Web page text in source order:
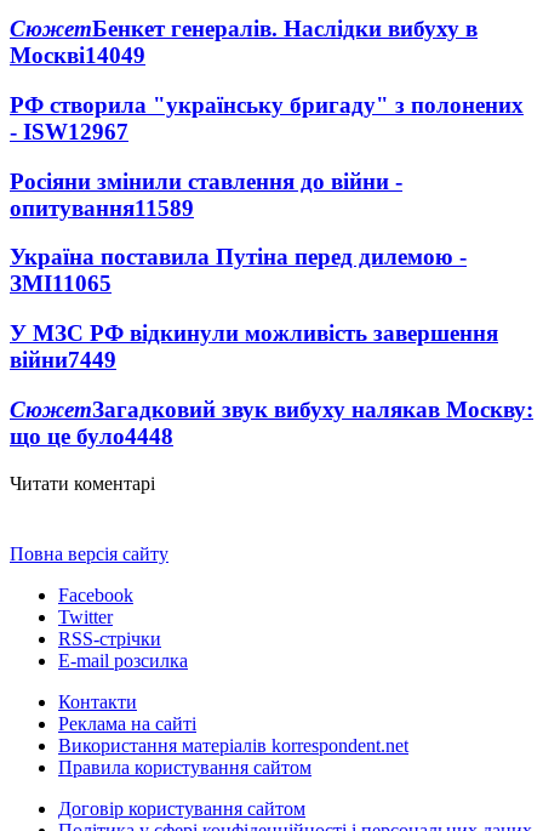
СюжетБенкет генералів. Наслідки вибуху в
Москві14049
РФ створила "українську бригаду" з полонених
- ISW12967
Росіяни змінили ставлення до війни -
опитування11589
Україна поставила Путіна перед дилемою -
ЗМІ11065
У МЗС РФ відкинули можливість завершення
війни7449
СюжетЗагадковий звук вибуху налякав Москву:
що це було4448
Читати коментарі
Повна версія сайту
Facebook
Twitter
RSS-стрічки
E-mail розсилка
Контакти
Реклама на сайті
Використання матеріалів korrespondent.net
Правила користування сайтом
Договір користування сайтом